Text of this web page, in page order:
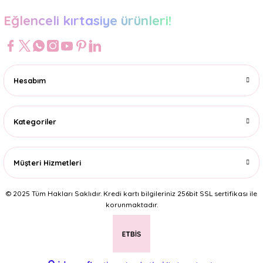
Eğlenceli kırtasiye ürünleri!
Hesabım
Kategoriler
Müşteri Hizmetleri
© 2025 Tüm Hakları Saklıdır. Kredi kartı bilgileriniz 256bit SSL sertifikası ile
korunmaktadır.